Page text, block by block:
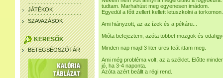
JÁTÉKOK
SZAVAZÁSOK
KERESŐK
BETEGSÉGSZÓTÁR
tudtam. Marhahúst meg egyenesen imádom.
Egyedül a főtt zellert kellett letuszkolni a torkomon.
Ami hiányzott, az az ízek és a pékáru...
Mióta befejeztem, azóta többet mozgok és
Minden nap majd 3 liter üres teát ittam meg.
Ami még probléma volt, az a széklet. Előtte
jó, ha 3-4 naponta.
Azóta azért beállt a régi rend.